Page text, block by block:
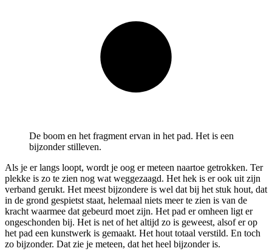
De boom en het fragment ervan in het pad. Het is een
bijzonder stilleven.
Als je er langs loopt, wordt je oog er meteen naartoe getrokken. Ter
plekke is zo te zien nog wat weggezaagd. Het hek is er ook uit zijn
verband gerukt. Het meest bijzondere is wel dat bij het stuk hout, dat
in de grond gespietst staat, helemaal niets meer te zien is van de
kracht waarmee dat gebeurd moet zijn. Het pad er omheen ligt er
ongeschonden bij. Het is net of het altijd zo is geweest, alsof er op
het pad een kunstwerk is gemaakt. Het hout totaal verstild. En toch
zo bijzonder. Dat zie je meteen, dat het heel bijzonder is.